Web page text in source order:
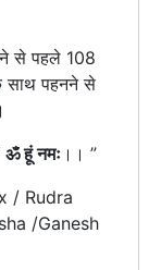
से पहले 108
साथ पहनने से
ॐ हूं नमः ।। ”
/ Rudra
/Ganesh